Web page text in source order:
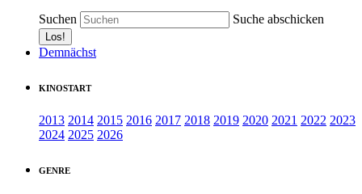
Suchen Suche abschicken
Demnächst
KINOSTART
2013 2014 2015 2016 2017 2018 2019 2020 2021 2022 2023
2024 2025 2026
GENRE